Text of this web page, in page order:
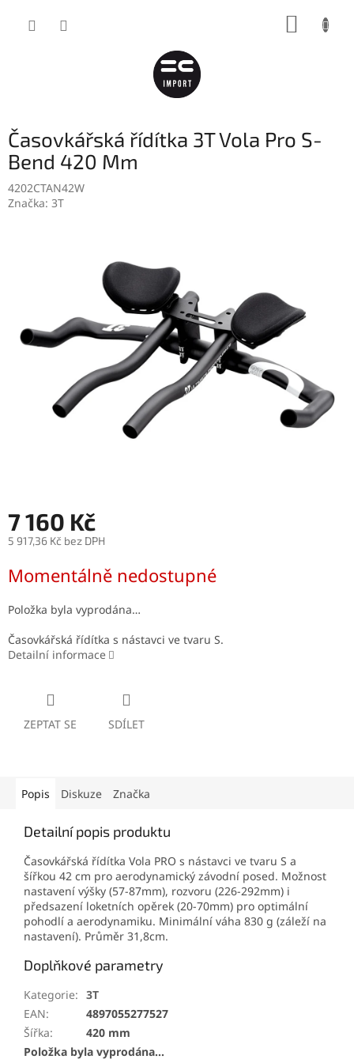
Časovkářská řídítka 3T Vola Pro S-
Bend 420 Mm
4202CTAN42W
Značka: 3T
7 160 Kč
5 917,36 Kč bez DPH
cena:
Momentálně nedostupné
Položka byla vyprodána…
Časovkářská řídítka s nástavci ve tvaru S.
Detailní informace
ZEPTAT SE SDÍLET
Popis Diskuze Značka
Detailní popis produktu
Časovkářská řídítka Vola PRO s nástavci ve tvaru S a
šířkou 42 cm pro aerodynamický závodní posed. Možnost
nastavení výšky (57-87mm), rozvoru (226-292mm) i
předsazení loketních opěrek (20-70mm) pro optimální
pohodlí a aerodynamiku. Minimální váha 830 g (záleží na
nastavení). Průměr 31,8cm.
Doplňkové parametry
Kategorie: 3T
EAN:
4897055277527
Šířka:
420 mm
Položka byla vyprodána…